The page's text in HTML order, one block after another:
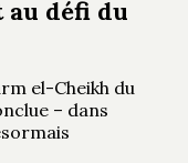
au défi du
el-Cheikh du
– dans